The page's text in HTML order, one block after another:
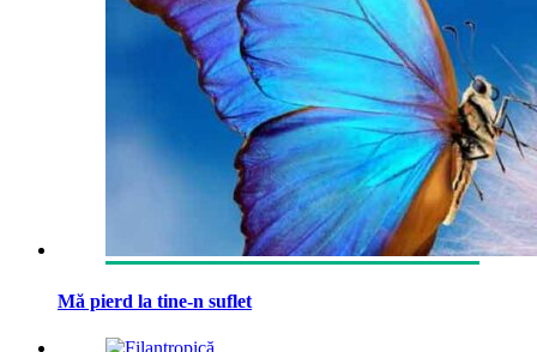
Mă pierd la tine-n suflet